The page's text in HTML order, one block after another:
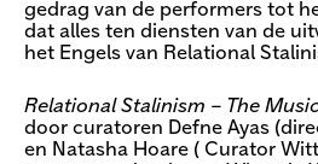
gedrag van de performers tot
dat alles ten diensten van de
het Engels van Relational
Relational Stalinism – The
door curatoren Defne Ayas
en Natasha Hoare ( Curator